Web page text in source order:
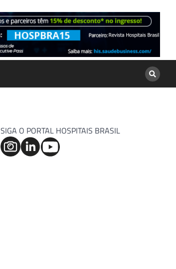
SIGA O PORTAL HOSPITAIS BRASIL